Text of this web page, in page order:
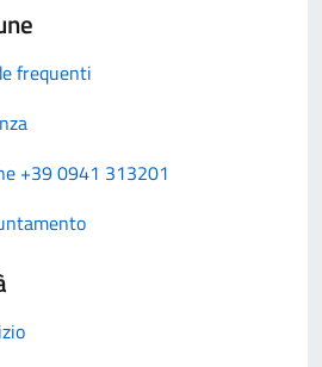
frequenti
+39 0941 313201